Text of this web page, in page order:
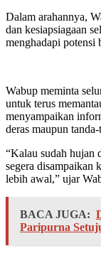
Dalam arahannya,
dan kesiapsiagaan
menghadapi potensi
Wabup meminta
untuk terus
menyampaikan
deras maupun
“Kalau sudah hujan
segera disampaikan
lebih awal,” ujar
BACA JUGA:
Paripurna